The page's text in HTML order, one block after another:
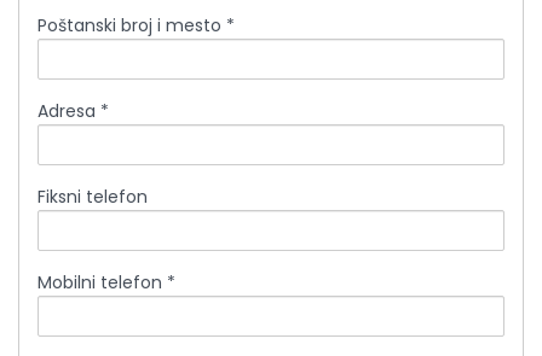
Poštanski broj i mesto *
Adresa *
Fiksni telefon
Mobilni telefon *